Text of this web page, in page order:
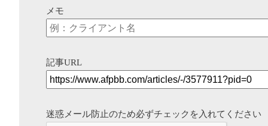
メモ
記事URL
迷惑メール防止のため必ずチェックを入れてください